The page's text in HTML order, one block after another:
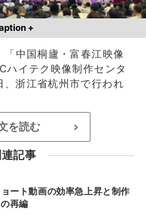
+
「中国桐廬・富春江映像
ハイテク映像制作センタ
浙江省杭州市で行われ
を読む >
記事
ート動画の効率急上昇と制作
再編